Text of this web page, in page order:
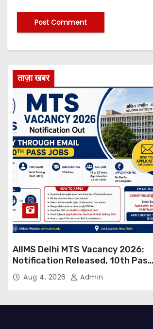
ताज़ा खबर
AIIMS Delhi MTS Vacancy 2026:
Notification Released, 10th Pass
Candidates Can Apply Through
Email
Aug 4, 2026 Admin